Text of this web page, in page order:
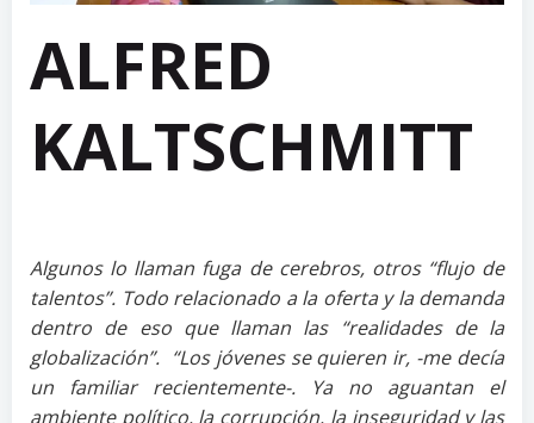
ALFRED
KALTSCHMITT
Algunos lo llaman fuga de cerebros, otros “flujo de
talentos”. Todo relacionado a la oferta y la demanda
dentro de eso que llaman las “realidades de la
globalización”. “Los jóvenes se quieren ir, -me decía
un familiar recientemente-. Ya no aguantan el
ambiente político, la corrupción, la inseguridad y las